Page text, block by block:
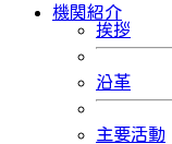
機関紹介
挨拶
沿革
主要活動